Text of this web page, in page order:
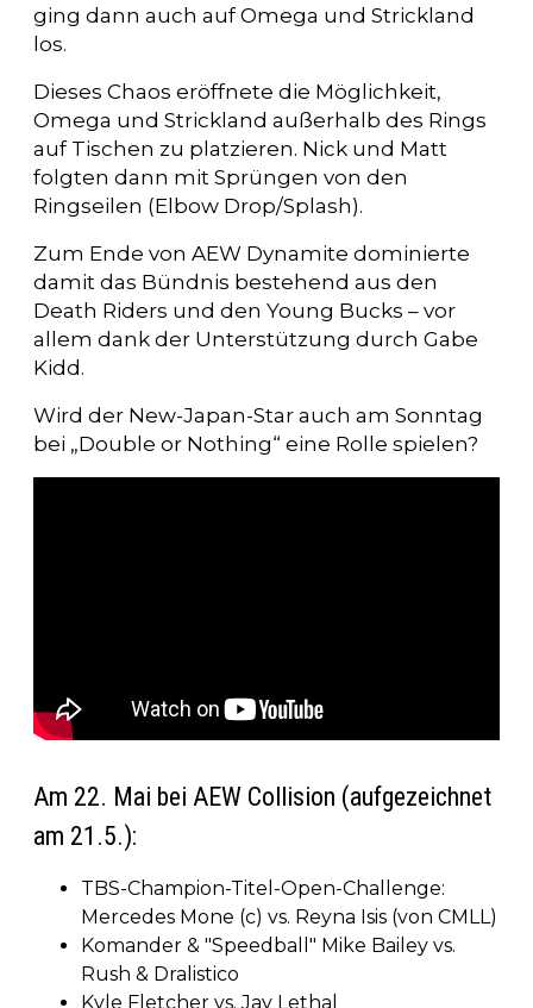
ging dann auch auf Omega und Strickland
los.
Dieses Chaos eröffnete die Möglichkeit,
Omega und Strickland außerhalb des Rings
auf Tischen zu platzieren. Nick und Matt
folgten dann mit Sprüngen von den
Ringseilen (Elbow Drop/Splash).
Zum Ende von AEW Dynamite dominierte
damit das Bündnis bestehend aus den
Death Riders und den Young Bucks – vor
allem dank der Unterstützung durch Gabe
Kidd.
Wird der New-Japan-Star auch am Sonntag
bei „Double or Nothing“ eine Rolle spielen?
Am 22. Mai bei AEW Collision (aufgezeichnet
am 21.5.):
TBS-Champion-Titel-Open-Challenge:
Mercedes Mone (c) vs. Reyna Isis (von CMLL)
Komander & "Speedball" Mike Bailey vs.
Rush & Dralistico
Kyle Fletcher vs. Jay Lethal